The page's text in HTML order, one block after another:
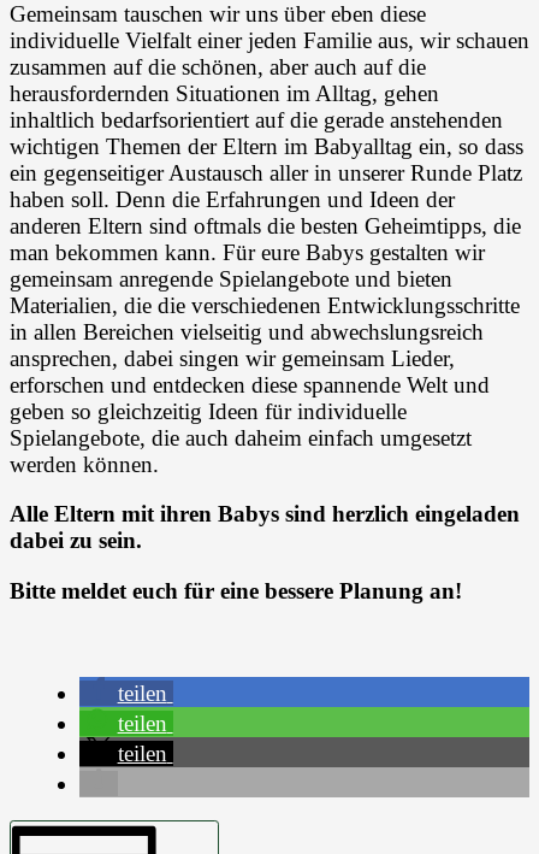
Gemeinsam tauschen wir uns über eben diese
individuelle Vielfalt einer jeden Familie aus, wir schauen
zusammen auf die schönen, aber auch auf die
herausfordernden Situationen im Alltag, gehen
inhaltlich bedarfsorientiert auf die gerade anstehenden
wichtigen Themen der Eltern im Babyalltag ein, so dass
ein gegenseitiger Austausch aller in unserer Runde Platz
haben soll. Denn die Erfahrungen und Ideen der
anderen Eltern sind oftmals die besten Geheimtipps, die
man bekommen kann. Für eure Babys gestalten wir
gemeinsam anregende Spielangebote und bieten
Materialien, die die verschiedenen Entwicklungsschritte
in allen Bereichen vielseitig und abwechslungsreich
ansprechen, dabei singen wir gemeinsam Lieder,
erforschen und entdecken diese spannende Welt und
geben so gleichzeitig Ideen für individuelle
Spielangebote, die auch daheim einfach umgesetzt
werden können.
Alle Eltern mit ihren Babys sind herzlich eingeladen
dabei zu sein.
Bitte meldet euch für eine bessere Planung an!
teilen
teilen
teilen